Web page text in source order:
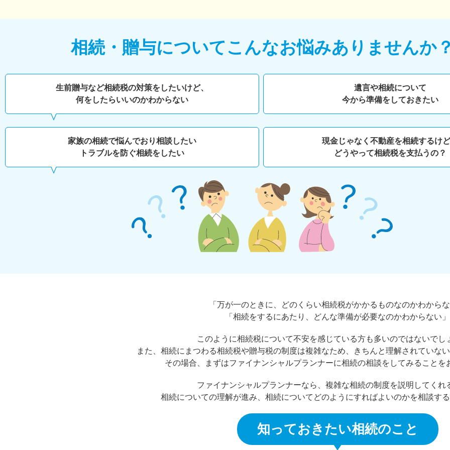
相続・贈与についてこんなお悩みありませんか
生前贈与など相続税の対策をしたいけど、
何をしたらいいのかわからない
遺言や相続について
今から準備をしておきたい
家族の相続で悩んでおり相談したい
トラブルを防ぐ相続をしたい
現金じゃなく不動産を相続するけ
どうやって相続税を支払うの？
「万が一のときに、どのくらい相続税がかかるものなのかわから
「相続をするにあたり、どんな準備が必要なのかわからない」
このように相続税について不安を感じている方も多いのではないでし
また、相続にまつわる相続税や贈与税の制度は複雑なため、きちんと理解されていな
その場合、まずはファイナンシャルプランナーに相続の相談をしてみることを
ファイナンシャルプランナーなら、複雑な相続の制度を説明してくれ
相続についての理解が進み、相続についてどのようにすればよいのかを相談す
知っておきたい相続のこと